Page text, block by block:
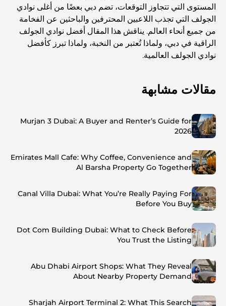
المستوى التي تتجاوز التوقعات، تضم دبي بعضًا من أغلى نوادي
الجولف التي تجذب اللاعبين المحترفين والباحثين عن الفخامة
من جميع أنحاء العالم. يناقش هذا المقال أفضل نوادي الجولف
الراقية في دبي، ولماذا تُعتبر من النخبة، ولماذا تبرز كأفضل
نوادي الجولف العالمية.
مقالات مشابهة
Murjan 3 Dubai: A Buyer and Renter’s Guide for
2026
Emirates Mall Cafe: Why Coffee, Convenience and
Al Barsha Property Go Together
Canal Villa Dubai: What You’re Really Paying For
Before You Buy
Dot Com Building Dubai: What to Check Before
You Trust the Listing
Abu Dhabi Airport Shops: What They Reveal
About Nearby Property Demand
Sharjah Airport Terminal 2: What This Search